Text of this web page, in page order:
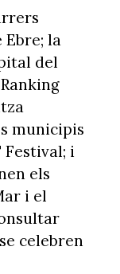
la
del
municipis
Festival; i
els
i el
celebren